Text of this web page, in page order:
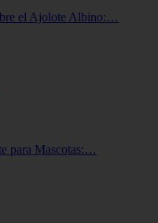
el Ajolote Albino:…
para Mascotas:…